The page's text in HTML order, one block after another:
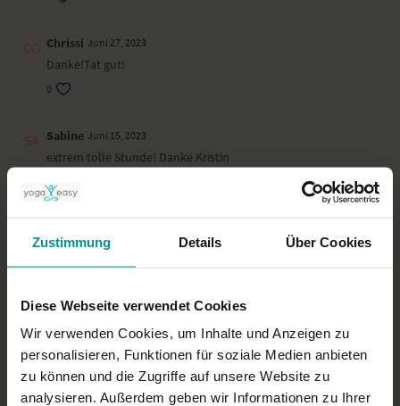
Zustimmung Details Über Cookies
Diese Webseite verwendet Cookies
Wir verwenden Cookies, um Inhalte und Anzeigen zu
personalisieren, Funktionen für soziale Medien anbieten
zu können und die Zugriffe auf unsere Website zu
analysieren. Außerdem geben wir Informationen zu Ihrer
Chrissi Juni 27, 2023
Danke!Tat gut!
0
Sabine Juni 15, 2023
extrem tolle Stunde! Danke Kristin
0
sehr gut vielen Dank
Herrlich!